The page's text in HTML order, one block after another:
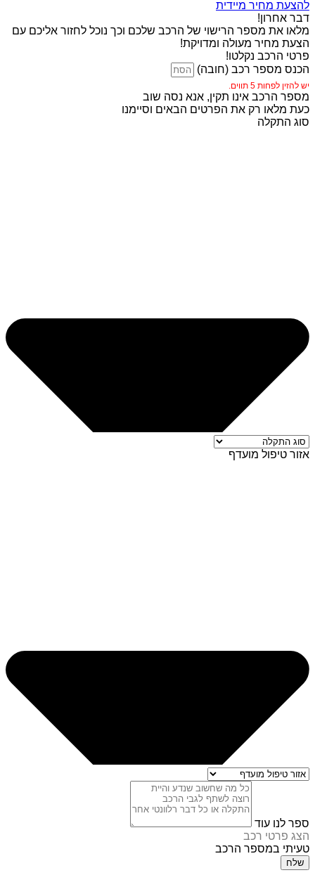
להצעת מחיר מיידית
דבר אחרון!
מלאו את מספר הרישוי של הרכב שלכם וכך נוכל לחזור אליכם עם
הצעת מחיר מעולה ומדויקת!
פרטי הרכב נקלטו!
הכנס מספר רכב (חובה)
יש להזין לפחות 5 תווים.
מספר הרכב אינו תקין, אנא נסה שוב
כעת מלאו רק את הפרטים הבאים וסיימנו
סוג התקלה
אזור טיפול מועדף
ספר לנו עוד
הצג פרטי רכב
טעיתי במספר הרכב
שלח